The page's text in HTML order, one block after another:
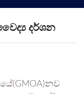
දර්ශන